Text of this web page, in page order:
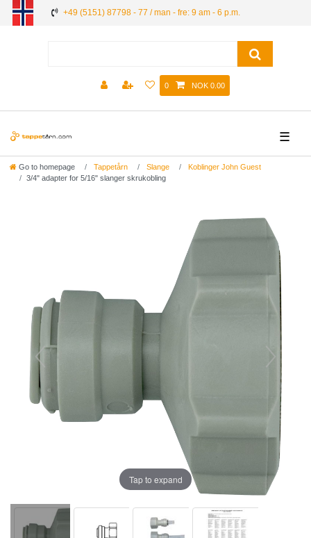
+49 (5151) 87798 - 77 / man - fre: 9 am - 6 p.m.
0 NOK 0.00
☰
Go to homepage Tappetårn Slange
Koblinger John Guest
3/4" adapter for 5/16" slanger skrukobling
Tap to expand